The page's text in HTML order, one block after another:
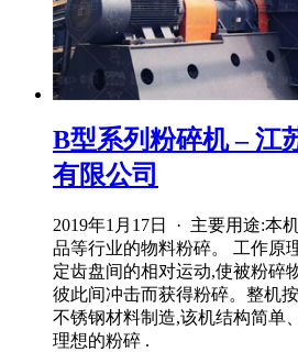
B型系列粉碎机 – 江
有限公司
2019年1月17日 · 主要用途:本
品等行业的物料粉碎。 工作原
定齿盘间的相对运动,使被粉碎
彼此间冲击而获得粉碎。整机
不锈钢材料制造,该机结构简单
理想的粉碎 .